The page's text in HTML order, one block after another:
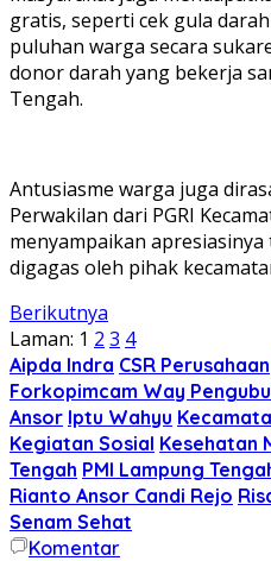
gratis, seperti cek gula
puluhan warga secara
donor darah yang bekerja
Tengah.
Antusiasme warga juga
Perwakilan dari PGRI
menyampaikan
digagas oleh pihak
Berikutnya
Laman: 1 2 3 4
Aipda Indra CSR Perusahaan
Forkopimcam Way
Ansor Iptu Wahyu
Kegiatan Sosial Kesehatan
Tengah PMI Lampung
Rianto Ansor Candi Rejo
Senam Sehat
Komentar